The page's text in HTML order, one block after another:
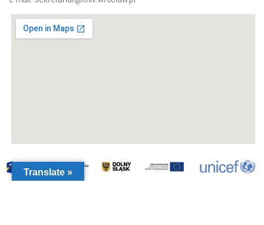
Translate »